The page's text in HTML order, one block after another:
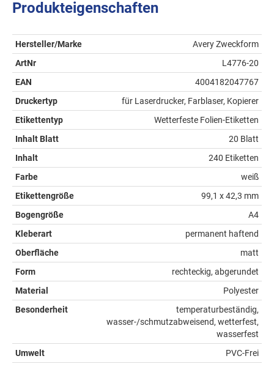
Produkteigenschaften
Hersteller/Marke
Avery Zweckform
ArtNr
L4776-20
EAN
4004182047767
Druckertyp
für Laserdrucker, Farblaser, Kopierer
Etikettentyp
Wetterfeste Folien-Etiketten
Inhalt Blatt
20 Blatt
Inhalt
240 Etiketten
Farbe
weiß
Etikettengröße
99,1 x 42,3 mm
Bogengröße
A4
Kleberart
permanent haftend
Oberfläche
matt
Form
rechteckig, abgerundet
Material
Polyester
Besonderheit
temperaturbeständig,
wasser-/schmutzabweisend, wetterfest,
wasserfest
Umwelt
PVC-Frei